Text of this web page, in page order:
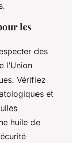
les
des
l’Union
Vérifiez
et
huile de